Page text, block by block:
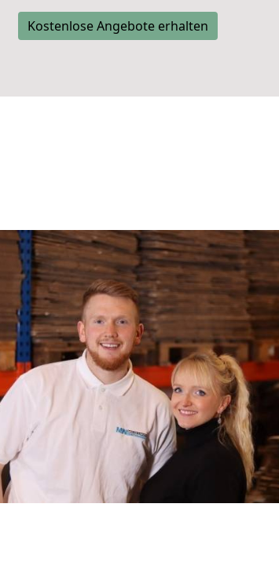
Kostenlose Angebote erhalten